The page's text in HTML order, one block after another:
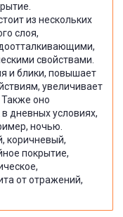
из нескольких
слоя,
свойствами.
и блики, повышает
увеличивает
Также оно
дневных условиях,
ночью.
коричневый,
покрытие,
от отражений,